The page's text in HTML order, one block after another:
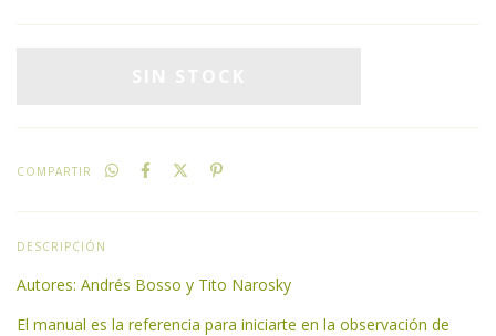
COMPARTIR
DESCRIPCIÓN
Autores: Andrés Bosso y Tito Narosky
El manual es la referencia para iniciarte en la observación de